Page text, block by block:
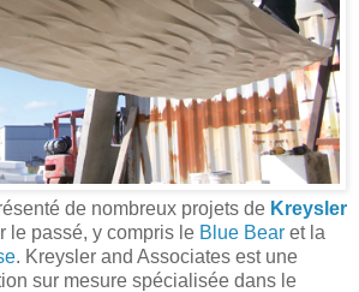
de nombreux projets de Kreysler
le passé, y compris le Blue Bear et la
. Kreysler and Associates est une
sur mesure spécialisée dans le